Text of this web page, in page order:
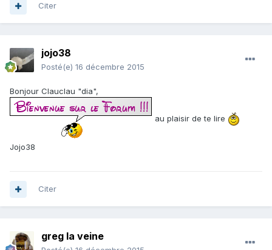
Citer
jojo38
Posté(e) 16 décembre 2015
Bonjour Clauclau "dia",
au plaisir de te lire
Jojo38
Citer
greg la veine